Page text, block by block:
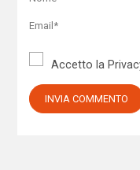
Accetto la